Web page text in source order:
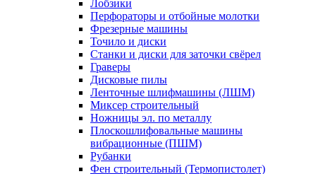
Лобзики
Перфораторы и отбойные молотки
Фрезерные машины
Точило и диски
Станки и диски для заточки свёрел
Граверы
Дисковые пилы
Ленточные шлифмашины (ЛШМ)
Миксер строительный
Ножницы эл. по металлу
Плоскошлифовальные машины
вибрационные (ПШМ)
Рубанки
Фен строительный (Термопистолет)